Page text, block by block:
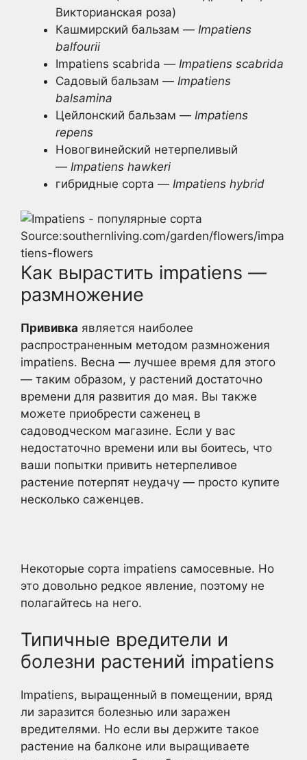
Викторианская роза)
Кашмирский бальзам — Impatiens
balfourii
Impatiens scabrida — Impatiens scabrida
Садовый бальзам — Impatiens
balsamina
Цейлонский бальзам — Impatiens
repens
Новогвинейский нетерпеливый
— Impatiens hawkeri
гибридные сорта — Impatiens hybrid
Source:southernliving.com/garden/flowers/impa
tiens-flowers
Как вырастить impatiens —
размножение
Прививка является наиболее
распространенным методом размножения
impatiens. Весна — лучшее время для этого
— таким образом, у растений достаточно
времени для развития до мая. Вы также
можете приобрести саженец в
садоводческом магазине. Если у вас
недостаточно времени или вы боитесь, что
ваши попытки привить нетерпеливое
растение потерпят неудачу — просто купите
несколько саженцев.
Некоторые сорта impatiens самосевные. Но
это довольно редкое явление, поэтому не
полагайтесь на него.
Типичные вредители и
болезни растений impatiens
Impatiens, выращенный в помещении, вряд
ли заразится болезнью или заражен
вредителями. Но если вы держите такое
растение на балконе или выращиваете